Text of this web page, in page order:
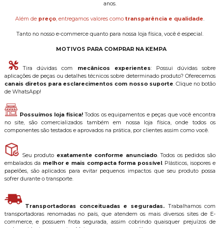
anos.
Além de preço, entregamos valores comotransparência e qualidade.
Tanto no nosso e-commerce quanto para nossa loja física, você é especial.
MOTIVOS PARA COMPRAR NA KEMPA
Tira dúvidas com mecânicos experientes: Possui dúvidas sobre
aplicações de peças ou detalhes técnicos sobre determinado produto? Oferecemos
canais diretos para esclarecimentos com nosso suporte. Clique no botão
de WhatsApp!
Possuímos loja física!Todos os equipamentos e peças que você encontra
no site, são comercializados também em nossa loja física, onde todos os
componentes são testados e aprovados na prática, por clientes assim como você.
Seu produto exatamente conforme anunciado. Todos os pedidos são
embalados da melhor e mais compacta forma possível. Plásticos, isopores e
papelões, são aplicados para evitar pequenos impactos que seu produto possa
sofrer durante o transporte.
Transportadoras conceituadas e seguradas. Trabalhamos com
transportadoras renomadas no país, que atendem os mais diversos sites de E-
commerce, e possuem frota segurada, assim cobrindo quaisquer prejuízos de